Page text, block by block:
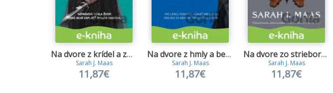
Na dvore z krídel a zmaru
Sarah J. Maas
11,87€
Na dvore z hmly a besu
Sarah J. Maas
11,87€
Na dvore zo strieborných plameňov
Sarah J. Maas
11,87€